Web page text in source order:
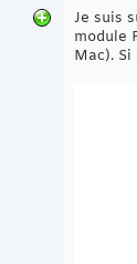
Je suis
module
Mac).